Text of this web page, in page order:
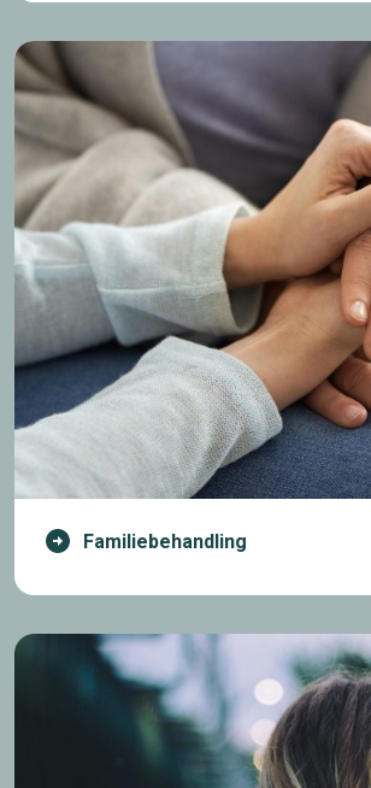
Familiebehandling